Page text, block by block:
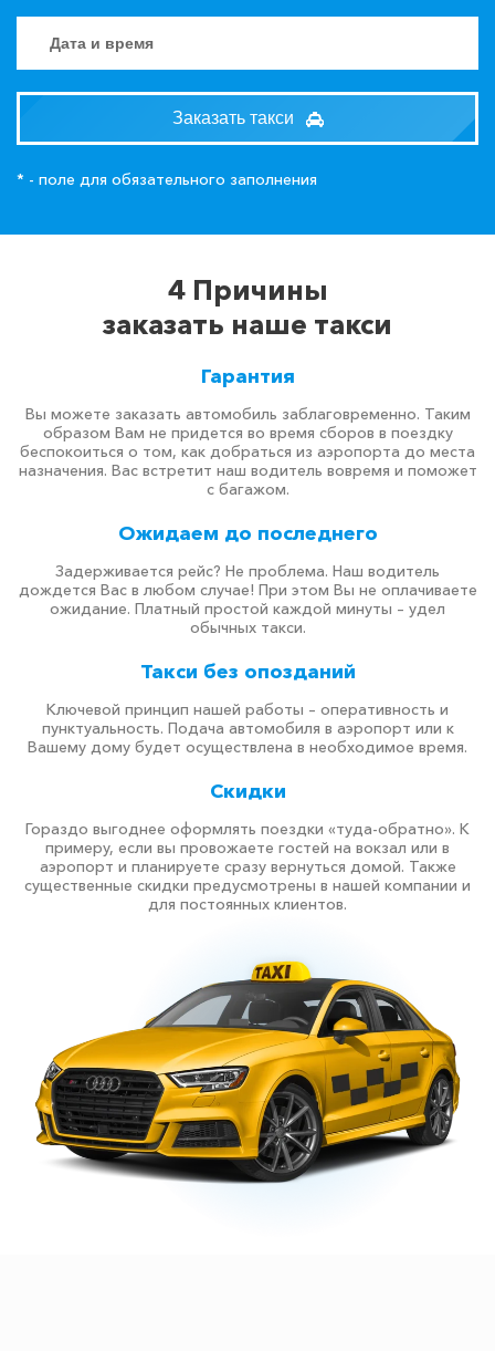
Заказать такси
* - поле для обязательного заполнения
4 Причины
заказать наше такси
Гарантия
Вы можете заказать автомобиль заблаговременно. Таким
образом Вам не придется во время сборов в поездку
беспокоиться о том, как добраться из аэропорта до места
назначения. Вас встретит наш водитель вовремя и поможет
с багажом.
Ожидаем до последнего
Задерживается рейс? Не проблема. Наш водитель
дождется Вас в любом случае! При этом Вы не оплачиваете
ожидание. Платный простой каждой минуты – удел
обычных такси.
Такси без опозданий
Ключевой принцип нашей работы – оперативность и
пунктуальность. Подача автомобиля в аэропорт или к
Вашему дому будет осуществлена в необходимое время.
Скидки
Гораздо выгоднее оформлять поездки «туда-обратно». К
примеру, если вы провожаете гостей на вокзал или в
аэропорт и планируете сразу вернуться домой. Также
существенные скидки предусмотрены в нашей компании и
для постоянных клиентов.